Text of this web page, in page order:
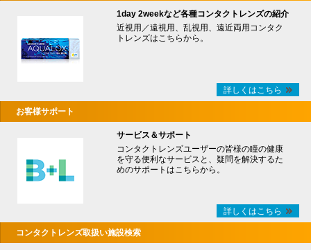
1day 2weekなど各種コンタクトレンズの紹介
近視用／遠視用、乱視用、遠近両用コンタク
トレンズはこちらから。
詳しくはこちら
お客様サポート
サービス＆サポート
コンタクトレンズユーザーの皆様の瞳の健康
を守る便利なサービスと、疑問を解決するた
めのサポートはこちらから。
詳しくはこちら
コンタクトレンズ取扱い施設検索